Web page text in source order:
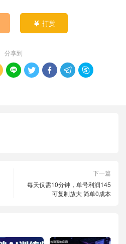
 打赏
分享到
    
下一篇
每天仅需10分钟，单号利润145
可复制放大 简单0成本